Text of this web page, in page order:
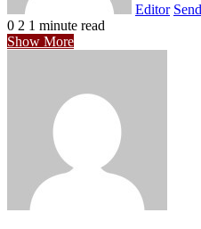
Editor
0 2 1 minute read
Show More